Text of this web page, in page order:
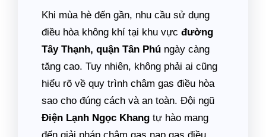
Khi mùa hè đến gần, nhu cầu sử dụng
điều hòa không khí tại khu vực đường
Tây Thạnh, quận Tân Phú ngày càng
tăng cao. Tuy nhiên, không phải ai cũng
hiểu rõ về quy trình châm gas điều hòa
sao cho đúng cách và an toàn. Đội ngũ
Điện Lạnh Ngọc Khang tự hào mang